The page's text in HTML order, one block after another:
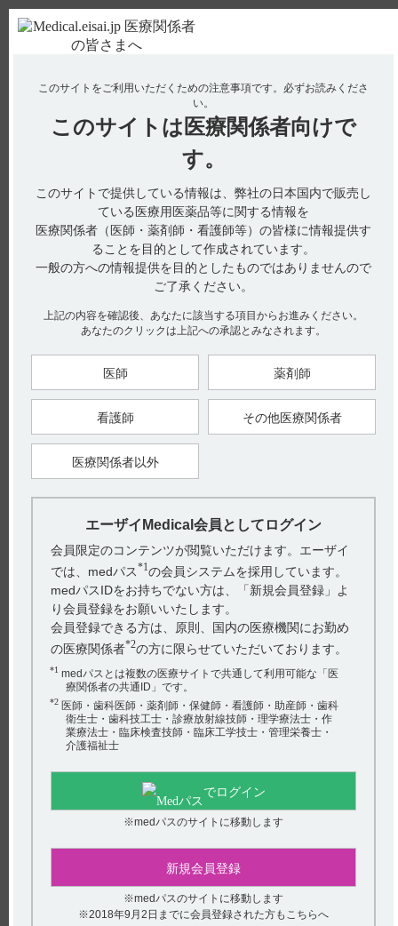
使用期限検索 Drug Information
No : 822
【イノベロン】 小児への投与に関する注意事項
について教えてください。
電子添文には、小児への投与に関する以下の記載があります。
9. 特定の背景を有する患者に関する注意
9.7.1 発疹及び発熱等の症状が認められた場合には注意するこ
9.7.2 低出生体重児、新生児、乳児、4歳未満又は体重15kg未満
の幼児を対象とした国内臨床試験は実施していない。
6. 用法及び用量（引用2）
4歳以上の小児
体重15.0～30.0kgの場合：通常、ルフィナミドとして、最初の2
日間は1日200mgを1日2回に分けて食後に経口投与し、その後
は2日ごとに1日用量として200mg以下ずつ漸増する。維持用量
は1日1000mgとし、1日2回に分けて食後に経口投与する。な
が、増量は2日以上の間隔をあけて1日用量として200mg以下ず
つ行うこと。
インタビューフォームには、小児への投与に関する以下の記載
があります。
■小児等（引用3）
（解説）
9.7.1 発疹及び発熱等の症状は重篤な皮膚障害である薬剤性過
敏症症候群に進展する可能性がある。また、小児の場合、発疹
の初期徴候は感染と誤診されやすいことから設定した。
9.7.2 国内臨床試験で低出生体重児、新生児、乳児、4歳未満又
は15kg未満の幼児は含まれていないため、安全性が確立されて
いないことから設定した。
【関連情報】
電子添文には、用法及び用量について以下の記載があります。
6. 用法及び用量（引用2）
通常、ルフィナミドとして、最初の2日間は1日400mgを1日2回
に分けて食後に経口投与し、その後は2日ごとに1日用量として
400mg以下ずつ漸増する。維持用量は体重30.1～50.0kgの患者
には1日1800mg、体重50.1～70.0kgの患者には1日2400mg、体重
経口投与する。なお、症状により維持用量を超えない範囲で適
宜増減するが、増量は2日以上の間隔をあけて1日用量として
400mg以下ずつ行うこと。
【引用】
１）イノベロン錠100mg・錠200mg電子添文 2022年11月改訂
（第2版） 9. 特定の背景を有する患者に関する注意 9.7 小児等
このサイトをご利用いただくための注意事項です。 必ずお読みくださ
い。
このサイトは 医療関係者向けで
す。
このサイトで提供している情報は、弊社の日本国内で販売し
ている医療用医薬品等に関する情報を
医療関係者（医師・薬剤師・看護師等）の皆様に情報提供す
ることを目的として作成されています。
一般の方への情報提供を目的としたものではありませんので
ご了承ください。
上記の内容を確認後、あなたに該当する項目からお進みください。
あなたのクリックは上記への承認とみなされます。
医師 薬剤師
看護師 その他医療関係者
医療関係者以外
エーザイMedical会員としてログイン
会員限定のコンテンツが閲覧いただけます。エーザイ
では、medパス*1の会員システムを採用しています。
medパスIDをお持ちでない方は、「新規会員登録」よ
り会員登録をお願いいたします。
会員登録できる方は、原則、国内の医療機関にお勤め
の医療関係者*2の方に限らせていただいております。
*1 medパスとは複数の医療サイトで共通して利用可能な「医
療関係者の共通ID」です。
*2 医師・歯科医師・薬剤師・保健師・看護師・助産師・歯科
衛生士・歯科技工士・診療放射線技師・理学療法士・作
業療法士・臨床検査技師・臨床工学技士・管理栄養士・
介護福祉士
でログイン
※medパスのサイトに移動します
新規会員登録
※medパスのサイトに移動します
※2018年9月2日までに会員登録された方もこちらへ